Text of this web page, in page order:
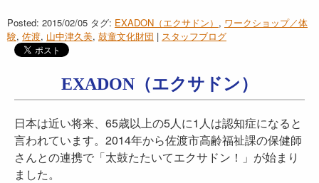
Posted: 2015/02/05 タグ: EXADON（エクサドン） , ワークショップ／体
験, 佐渡, 山中津久美, 鼓童文化財団 | スタッフブログ
EXADON（エクサドン）
日本は近い将来、65歳以上の5人に1人は認知症になると
言われています。2014年から佐渡市高齢福祉課の保健師
さんとの連携で「太鼓たたいてエクサドン！」が始まり
ました。